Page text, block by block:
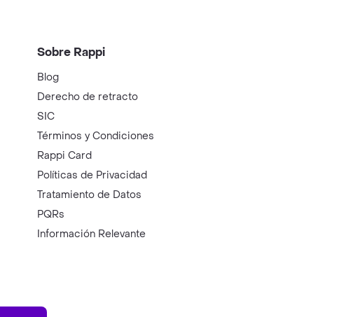
Sobre Rappi
Blog
Derecho de retracto
SIC
Términos y Condiciones
Rappi Card
Políticas de Privacidad
Tratamiento de Datos
PQRs
Información Relevante
AppGallery